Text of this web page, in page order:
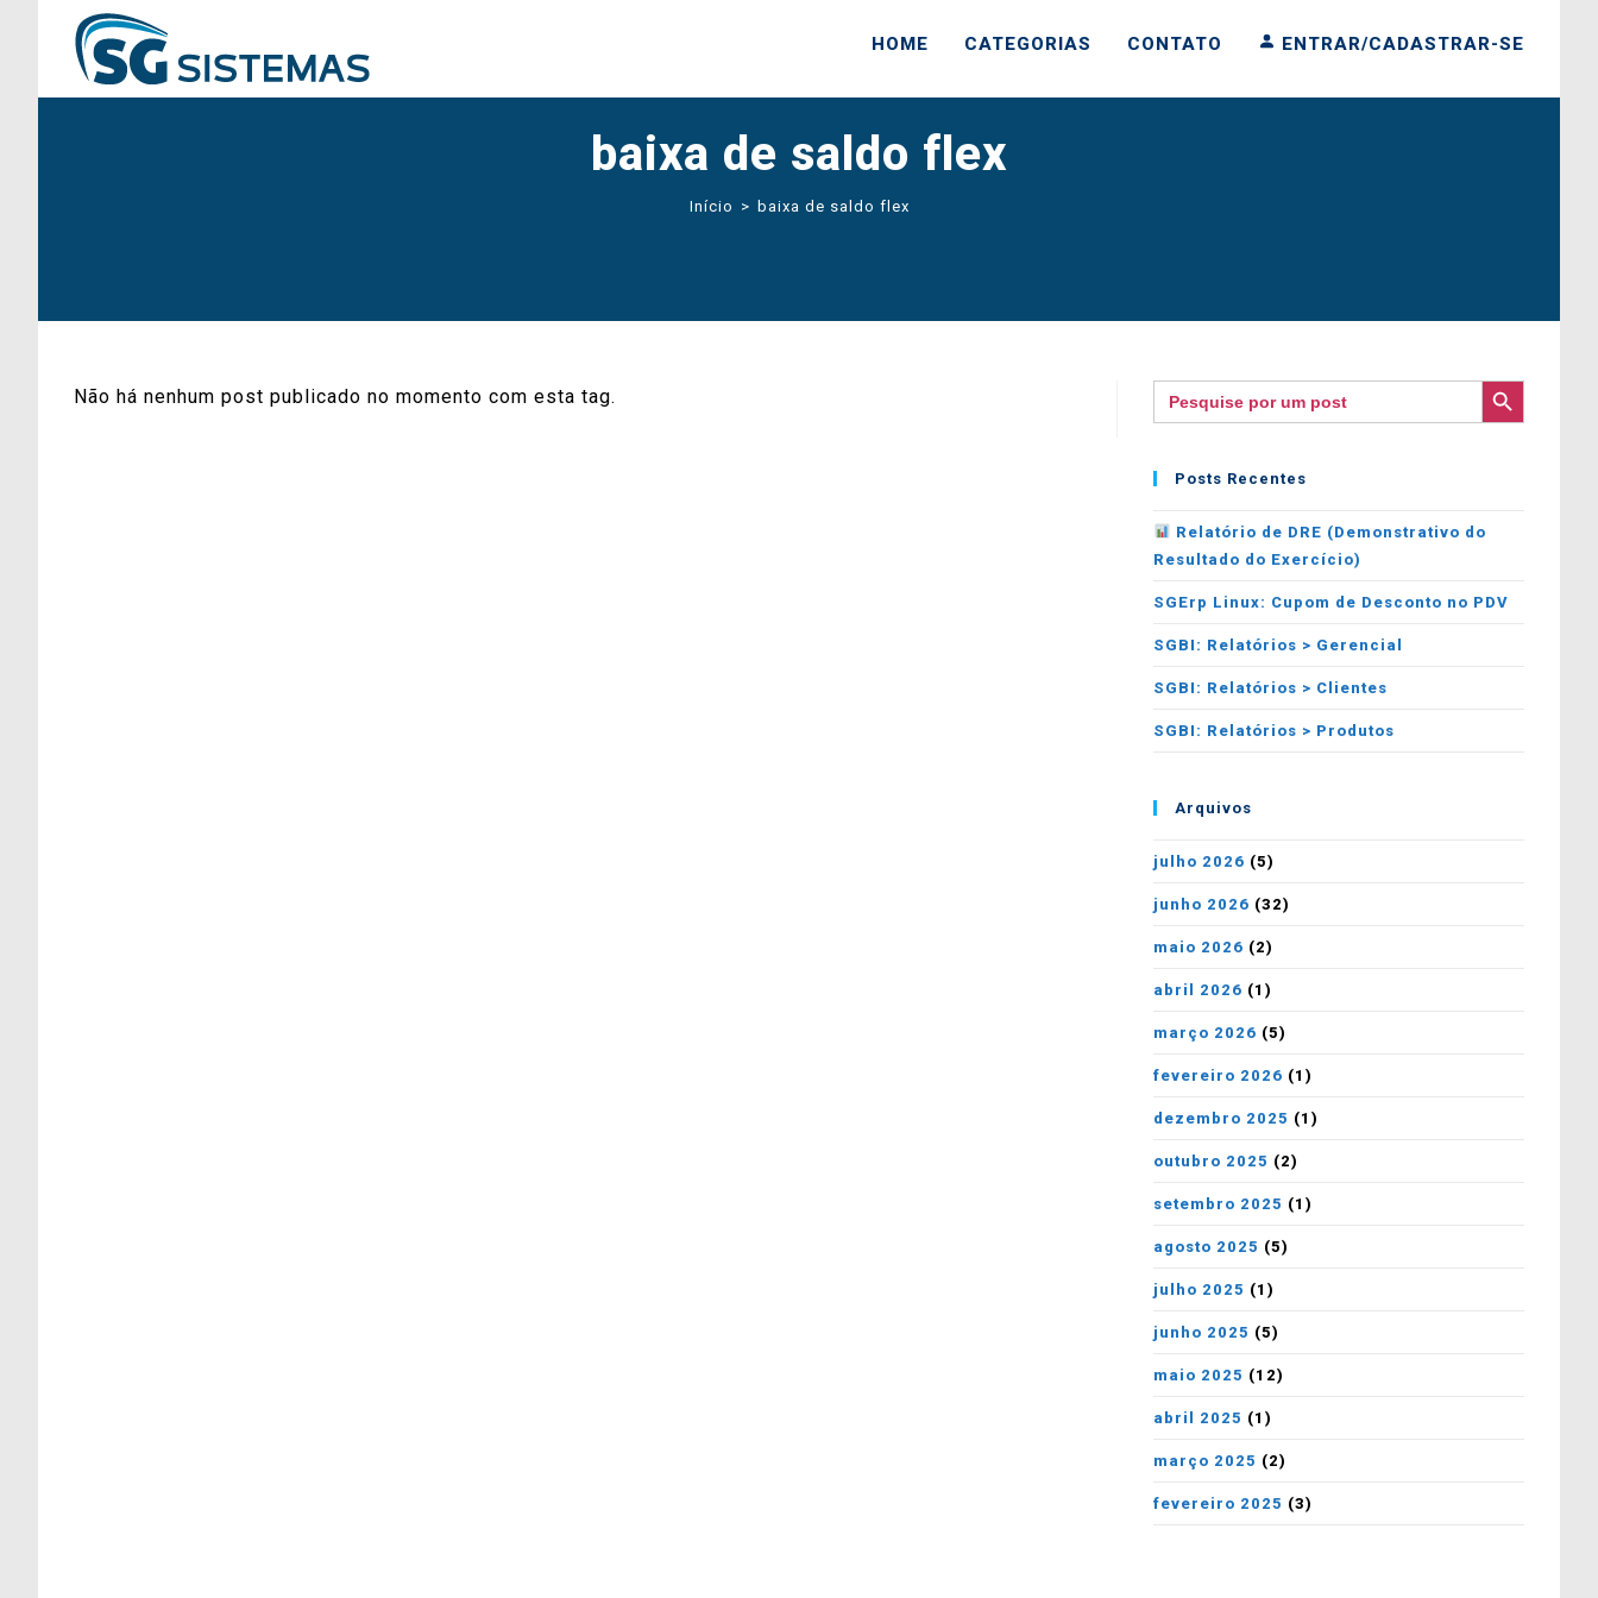
HOME CATEGORIAS CONTATO ENTRAR/CADASTRAR-SE
baixa de saldo flex
Início > baixa de saldo flex
Não há nenhum post publicado no momento com esta tag.
Search
for:
SEARCH BUTTON
Posts Recentes
Relatório de DRE (Demonstrativo do
Resultado do Exercício)
SGErp Linux: Cupom de Desconto no PDV
SGBI: Relatórios > Gerencial
SGBI: Relatórios > Clientes
SGBI: Relatórios > Produtos
Arquivos
julho 2026 (5)
junho 2026 (32)
maio 2026 (2)
abril 2026 (1)
março 2026 (5)
fevereiro 2026 (1)
dezembro 2025 (1)
outubro 2025 (2)
setembro 2025 (1)
agosto 2025 (5)
julho 2025 (1)
junho 2025 (5)
maio 2025 (12)
abril 2025 (1)
março 2025 (2)
fevereiro 2025 (3)